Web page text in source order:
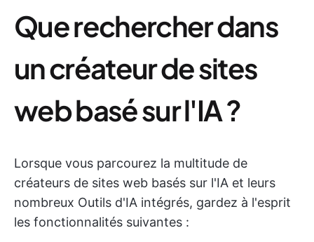
Que rechercher dans
un créateur de sites
web basé sur l'IA ?
Lorsque vous parcourez la multitude de
créateurs de sites web basés sur l'IA et leurs
nombreux Outils d'IA intégrés, gardez à l'esprit
les fonctionnalités suivantes :